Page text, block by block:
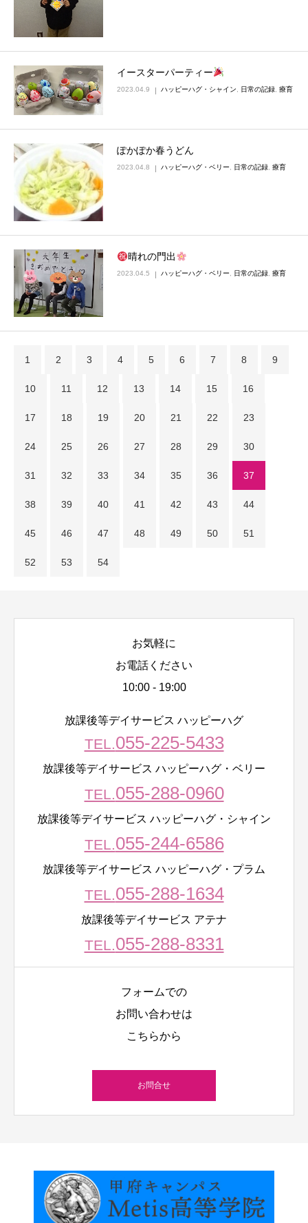
イースターパーティー
2023.04.9 ハッピーハグ・シャイン 日常の記録 療育
ぽかぽか春うどん
2023.04.8 ハッピーハグ・ベリー, 日常の記録, 療育
晴れの門出
2023.04.5 ハッピーハグ・ベリー 日常の記録 療育
1 2 3 4 5 6 7 8 9
10 11 12 13 14 15 16
17 18 19 20 21 22 23
24 25 26 27 28 29 30
31 32 33 34 35 36 37
38 39 40 41 42 43 44
45 46 47 48 49 50 51
52 53 54
お気軽に
お電話ください
10:00 - 19:00
放課後等デイサービス ハッピーハグ
TEL.055-225-5433
放課後等デイサービス ハッピーハグ・ベリー
TEL.055-288-0960
放課後等デイサービス ハッピーハグ・シャイン
TEL.055-244-6586
放課後等デイサービス ハッピーハグ・プラム
TEL.055-288-1634
放課後等デイサービス アテナ
TEL.055-288-8331
フォームでの
お問い合わせは
こちらから
お問合せ